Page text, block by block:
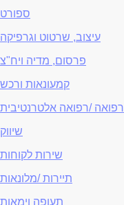
ספורט
עיצוב, שרטוט וגרפיקה
פרסום, מדיה ויח"צ
קמעונאות ורכש
רפואה /רפואה אלטרנטיבית
שיווק
שירות לקוחות
תיירות /מלונאות
תעופה וימאות